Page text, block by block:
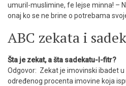
umuril-muslimine, fe lejse minna! –
onaj ko se ne brine o potrebama
ABC zekata i
Šta je zekat, a šta sadekatu-l-fitr?
Odgovor: Zekat je imovinski ibadet
određenog procenta imovine koja